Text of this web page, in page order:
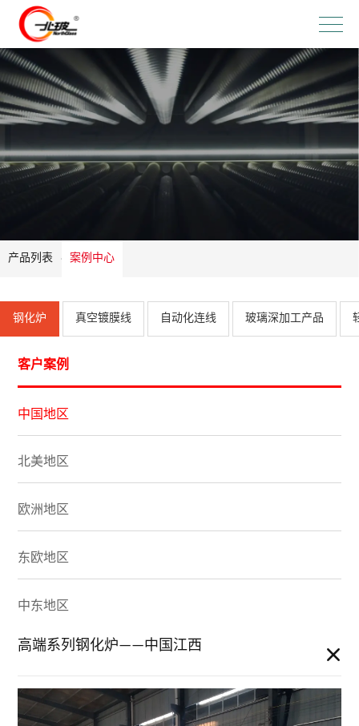
产品列表 案例中心
钢化炉 真空镀膜线 自动化连线 玻璃深加工产品
客户案例
中国地区
北美地区
欧洲地区
东欧地区
中东地区
南美地区
东亚地区
高端系列钢化炉——中国江西